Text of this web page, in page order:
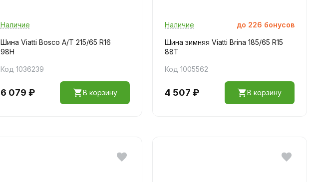
Наличие
Шина Viatti Bosco A/T 215/65 R16
98H
Код 1036239
6 079 ₽ В корзину
Наличие до 226 бонусов
Шина зимняя Viatti Brina 185/65 R15
88T
Код 1005562
4 507 ₽ В корзину